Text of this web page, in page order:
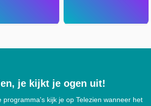
je kijkt je ogen uit!
programma's kijk je op Telezien wanneer het